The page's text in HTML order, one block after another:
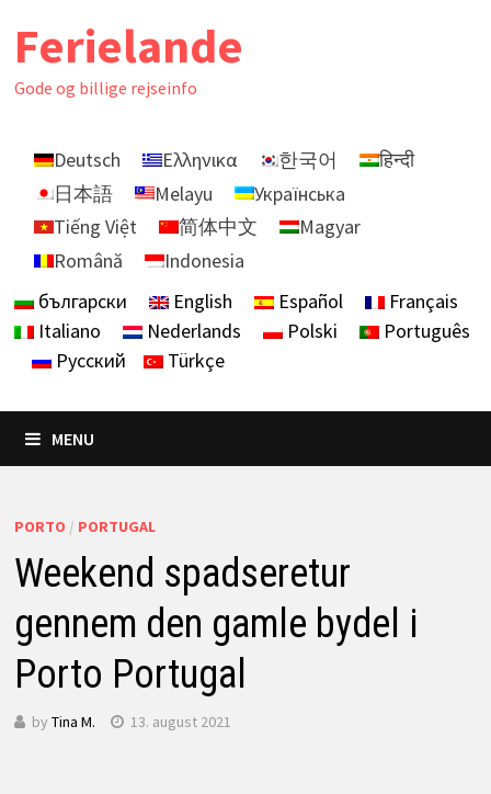
Ferielande
Gode ​​og billige rejseinfo
Deutsch Ελληνικα 한국어
हिन्दी
日本語
Melayu
Українська
Tiếng Việt
简体中文
Magyar
Română
Indonesia
български
English Español
Français
Italiano
Nederlands Polski
Português
Русский
Türkçe
MENU
PORTO / PORTUGAL
Weekend spadseretur
gennem den gamle bydel i
Porto Portugal
by Tina M. 13. august 2021